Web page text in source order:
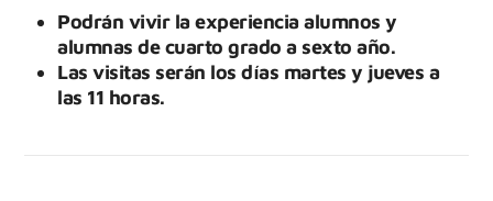
Podrán vivir la experiencia alumnos y
alumnas de cuarto grado a sexto año.
Las visitas serán los días martes y jueves a
las 11 horas.